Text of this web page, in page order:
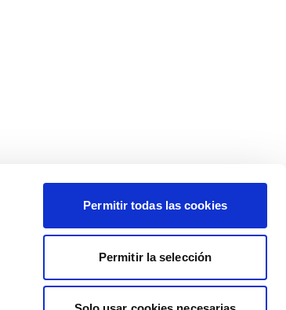
Permitir todas las cookies
Permitir la selección